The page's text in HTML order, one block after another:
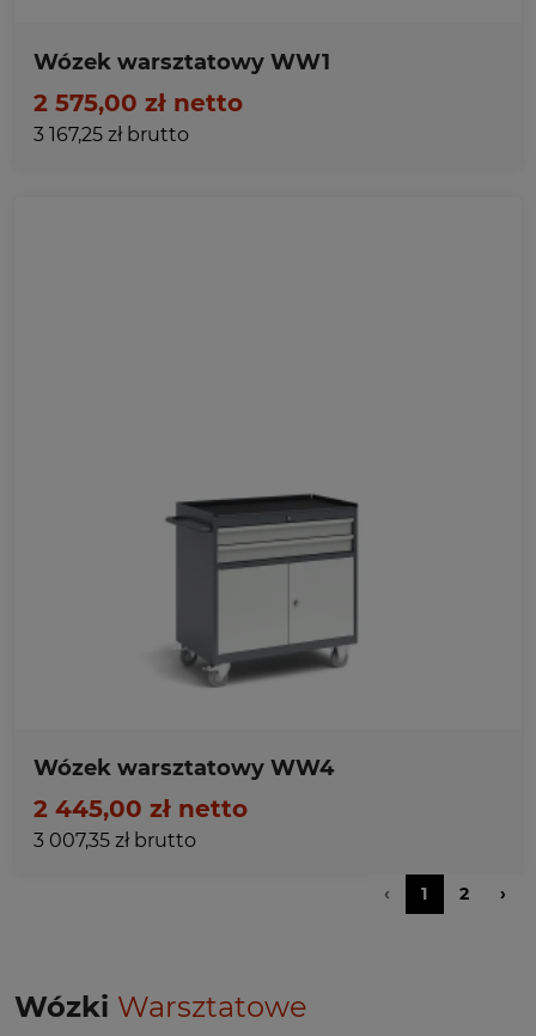
Wózki Warsztatowe
Wózek warsztatowy WW1
2 575,00 zł netto
3 167,25 zł brutto
Wózek warsztatowy WW4
2 445,00 zł netto
3 007,35 zł brutto
‹ 1 2 ›